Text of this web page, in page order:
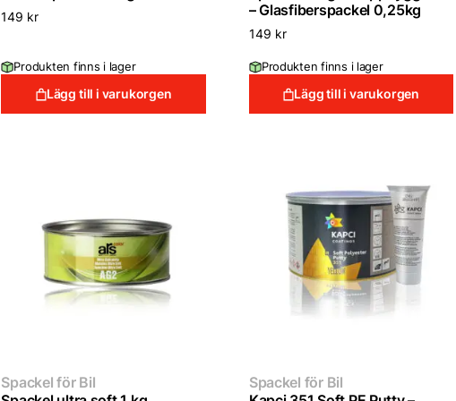
149 kr
Produkten finns i lager
Lägg till i varukorgen
– Glasfiberspackel 0,25kg
149 kr
Produkten finns i lager
Lägg till i varukorgen
Spackel för Bil
Spackel för Bil